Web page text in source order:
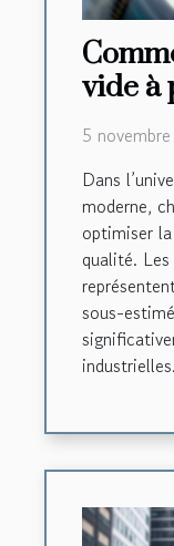
vide à
5
Dans
moderne,
optimiser
qualité.
sous-